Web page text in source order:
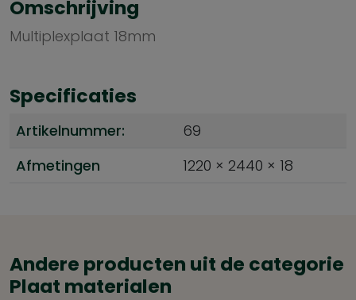
Omschrijving
Multiplexplaat 18mm
Specificaties
Artikelnummer:
69
Afmetingen
1220 × 2440 × 18
Andere producten uit de categorie
Plaat materialen